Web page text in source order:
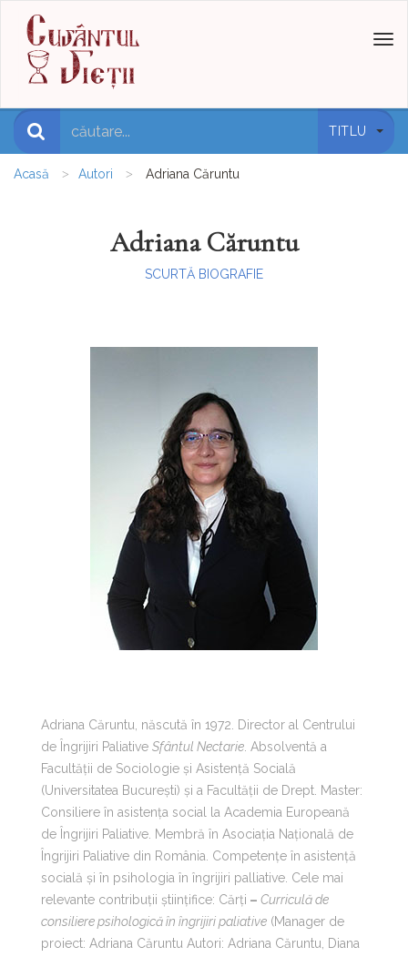
TITLU
Acasă Autori Adriana Căruntu
Adriana Căruntu
SCURTĂ BIOGRAFIE
Adriana Căruntu, născută în 1972. Director al Centrului
de Îngrijiri Paliative Sfântul Nectarie . Absolventă a
Facultăţii de Sociologie și Asistență Socială
(Universitatea București) şi a Facultății de Drept. Master:
Consiliere în asistența social la Academia Europeană
de Îngrijiri Paliative. Membră în Asociația Națională de
Îngrijiri Paliative din România. Competențe în asistență
socială și în psihologia în îngrijiri palliative. Cele mai
relevante contribuţii ştiinţifice: Cărți – Curriculă de
consiliere psihologică în îngrijiri paliative (Manager de
proiect: Adriana Căruntu Autori: Adriana Căruntu, Diana